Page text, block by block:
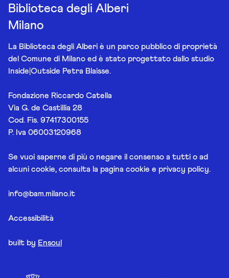
Biblioteca degli Alberi
Milano
La Biblioteca degli Alberi è un parco pubblico di proprietà
del Comune di Milano ed è stato progettato dallo studio
Inside|Outside Petra Blaisse.
Fondazione Riccardo Catella
Via G. de Castillia 28
Cod. Fis. 97417300155
P. Iva 06003120968
Se vuoi saperne di più o negare il consenso a tutti o ad
alcuni cookie, consulta la pagina cookie e privacy policy.
info@bam.milano.it
Accessibilità
built by Ensoul